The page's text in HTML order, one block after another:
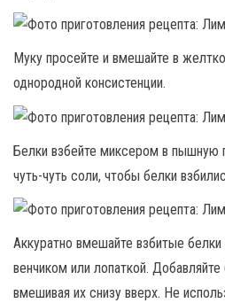
Муку просейте и вмешайте в
однородной консистенции.
Белки взбейте миксером в пышную
чуть-чуть соли, чтобы белки
Аккуратно вмешайте взбитые
венчиком или лопаткой.
вмешивая их снизу вверх. Не